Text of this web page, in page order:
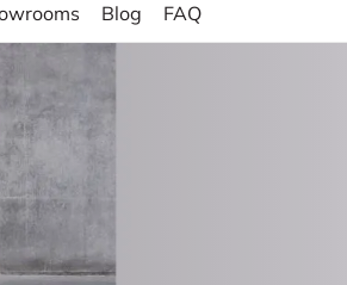
Blog FAQ